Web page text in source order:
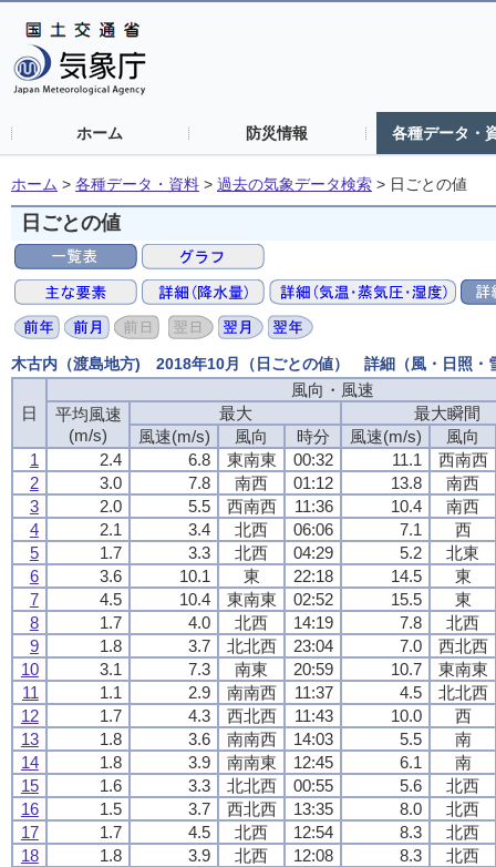
ホーム 防災情報 各種データ・
ホーム > 各種データ・資料 > 過去の気象データ検索 > 日ごとの値
日ごとの値
木古内（渡島地方) 2018年10月（日ごとの値） 詳細（風・日照・
日
風向・風速
平均風速
(m/s)
最大
最大瞬間
風速(m/s)
風向 時分 風速(m/s)
風向
1
2.4 6.8 東南東 00:32 11.1
西南西
2
3.0 7.8 南西 01:12 13.8
南西
3
2.0 5.5 西南西 11:36 10.4
南西
4
2.1 3.4 北西 06:06 7.1
西
5
1.7 3.3 北西 04:29 5.2
北東
6
3.6 10.1 東 22:18 14.5
東
7
4.5 10.4 東南東 02:52 15.5
東
8
1.7 4.0 北西 14:19 7.8
北西
9
1.8 3.7 北北西 23:04 7.0
西北西
10
3.1 7.3 南東 20:59 10.7
東南東
11
1.1 2.9 南南西 11:37 4.5
北北西
12
1.7 4.3 西北西 11:43 10.0
西
13
1.8 3.6 南南西 14:03 5.5
南
14
1.8 3.9 南南東 12:45 6.1
南
15
1.6 3.3 北北西 00:55 5.6
北西
16
1.5 3.7 西北西 13:35 8.0
北西
17
1.7 4.5 北西 12:54 8.3
北西
18
1.8 3.9 北西 12:08 8.3
北西
日
風向・風速
平均風速
(m/s)
最大
最大瞬間
風速(m/s)
風向 時分 風速(m/s)
風向
1
2.4 6.8 東南東 00:32 11.1
西南西
2
3.0 7.8 南西 01:12 13.8
南西
3
2.0 5.5 西南西 11:36 10.4
南西
4
2.1 3.4 北西 06:06 7.1
西
5
1.7 3.3 北西 04:29 5.2
北東
6
3.6 10.1 東 22:18 14.5
東
7
4.5 10.4 東南東 02:52 15.5
東
8
1.7 4.0 北西 14:19 7.8
北西
9
1.8 3.7 北北西 23:04 7.0
西北西
10
3.1 7.3 南東 20:59 10.7
東南東
11
1.1 2.9 南南西 11:37 4.5
北北西
12
1.7 4.3 西北西 11:43 10.0
西
13
1.8 3.6 南南西 14:03 5.5
南
14
1.8 3.9 南南東 12:45 6.1
南
15
1.6 3.3 北北西 00:55 5.6
北西
16
1.5 3.7 西北西 13:35 8.0
北西
17
1.7 4.5 北西 12:54 8.3
北西
18
1.8 3.9 北西 12:08 8.3
北西
日
風向・風速
平均風速
(m/s)
最大
最大瞬間
風速(m/s)
風向 時分 風速(m/s)
風向
1
2.4 6.8 東南東 00:32 11.1
西南西
2
3.0 7.8 南西 01:12 13.8
南西
3
2.0 5.5 西南西 11:36 10.4
南西
4
2.1 3.4 北西 06:06 7.1
西
5
1.7 3.3 北西 04:29 5.2
北東
6
3.6 10.1 東 22:18 14.5
東
7
4.5 10.4 東南東 02:52 15.5
東
8
1.7 4.0 北西 14:19 7.8
北西
9
1.8 3.7 北北西 23:04 7.0
西北西
10
3.1 7.3 南東 20:59 10.7
東南東
11
1.1 2.9 南南西 11:37 4.5
北北西
12
1.7 4.3 西北西 11:43 10.0
西
13
1.8 3.6 南南西 14:03 5.5
南
14
1.8 3.9 南南東 12:45 6.1
南
15
1.6 3.3 北北西 00:55 5.6
北西
16
1.5 3.7 西北西 13:35 8.0
北西
17
1.7 4.5 北西 12:54 8.3
北西
18
1.8 3.9 北西 12:08 8.3
北西
日
風向・風速
平均風速
(m/s)
最大
最大瞬間
風速(m/s)
風向 時分 風速(m/s)
風向
1
2.4 6.8 東南東 00:32 11.1
西南西
2
3.0 7.8 南西 01:12 13.8
南西
3
2.0 5.5 西南西 11:36 10.4
南西
4
2.1 3.4 北西 06:06 7.1
西
5
1.7 3.3 北西 04:29 5.2
北東
6
3.6 10.1 東 22:18 14.5
東
7
4.5 10.4 東南東 02:52 15.5
東
8
1.7 4.0 北西 14:19 7.8
北西
9
1.8 3.7 北北西 23:04 7.0
西北西
10
3.1 7.3 南東 20:59 10.7
東南東
11
1.1 2.9 南南西 11:37 4.5
北北西
12
1.7 4.3 西北西 11:43 10.0
西
13
1.8 3.6 南南西 14:03 5.5
南
14
1.8 3.9 南南東 12:45 6.1
南
15
1.6 3.3 北北西 00:55 5.6
北西
16
1.5 3.7 西北西 13:35 8.0
北西
17
1.7 4.5 北西 12:54 8.3
北西
18
1.8 3.9 北西 12:08 8.3
北西